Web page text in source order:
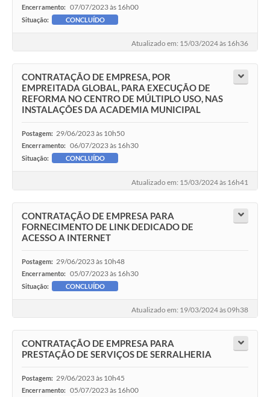
Encerramento: 07/07/2023 às 16h00
Situação: CONCLUÍDO
Atualizado em: 15/03/2024 às 16h36
CONTRATAÇÃO DE EMPRESA, POR
EMPREITADA GLOBAL, PARA EXECUÇÃO DE
REFORMA NO CENTRO DE MÚLTIPLO USO, NAS
INSTALAÇÕES DA ACADEMIA MUNICIPAL
Postagem: 29/06/2023 às 10h50
Encerramento: 06/07/2023 às 16h30
Situação: CONCLUÍDO
Atualizado em: 15/03/2024 às 16h41
CONTRATAÇÃO DE EMPRESA PARA
FORNECIMENTO DE LINK DEDICADO DE
ACESSO A INTERNET
Postagem: 29/06/2023 às 10h48
Encerramento: 05/07/2023 às 16h30
Situação: CONCLUÍDO
Atualizado em: 19/03/2024 às 09h38
CONTRATAÇÃO DE EMPRESA PARA
PRESTAÇÃO DE SERVIÇOS DE SERRALHERIA
Postagem: 29/06/2023 às 10h45
Encerramento: 05/07/2023 às 16h00